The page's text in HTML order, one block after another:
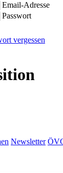
Email-Adresse
Passwort
vergessen
Newsletter